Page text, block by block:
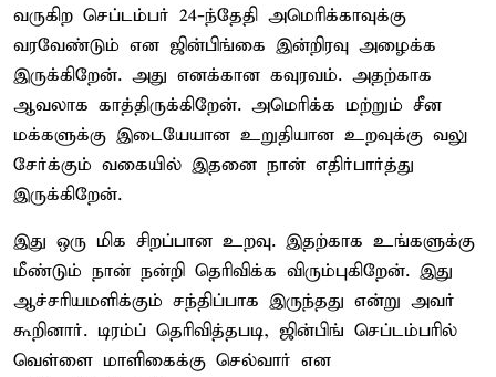
வருகிற செப்டம்பர் 24-ந்தேதி அமெரிக்காவுக்கு
வரவேண்டும் என ஜின்பிங்கை இன்றிரவு அழைக்க
இருக்கிறேன். அது எனக்கான கவுரவம். அதற்காக
ஆவலாக காத்திருக்கிறேன். அமெரிக்க மற்றும் சீன
மக்களுக்கு இடையேயான உறுதியான உறவுக்கு வலு
சேர்க்கும் வகையில் இதனை நான் எதிர்பார்த்து
இருக்கிறேன்.
இது ஒரு மிக சிறப்பான உறவு. இதற்காக உங்களுக்கு
மீண்டும் நான் நன்றி தெரிவிக்க விரும்புகிறேன். இது
ஆச்சரியமளிக்கும் சந்திப்பாக இருந்தது என்று அவர்
கூறினார். டிரம்ப் தெரிவித்தபடி, ஜின்பிங் செப்டம்பரில்
வெள்ளை மாளிகைக்கு செல்வார் என